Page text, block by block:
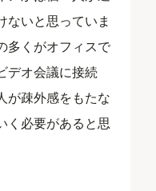
ないと思っていま
多くがオフィスで
デオ会議に接続
が疎外感をもたな
く必要があると思